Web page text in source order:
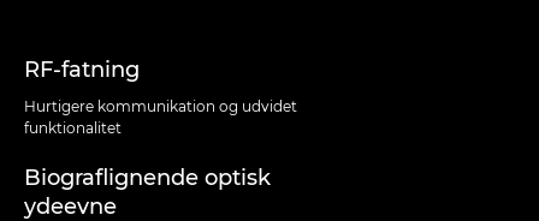
RF-fatning
Hurtigere kommunikation og udvidet
funktionalitet
Biograflignende optisk
ydeevne